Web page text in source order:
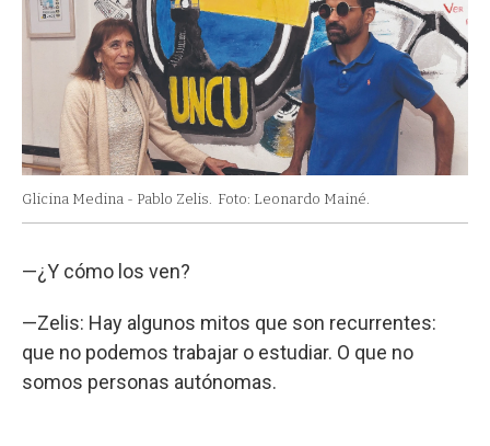
Glicina Medina - Pablo Zelis. Foto: Leonardo Mainé.
—¿Y cómo los ven?
—Zelis: Hay algunos mitos que son recurrentes:
que no podemos trabajar o estudiar. O que no
somos personas autónomas.